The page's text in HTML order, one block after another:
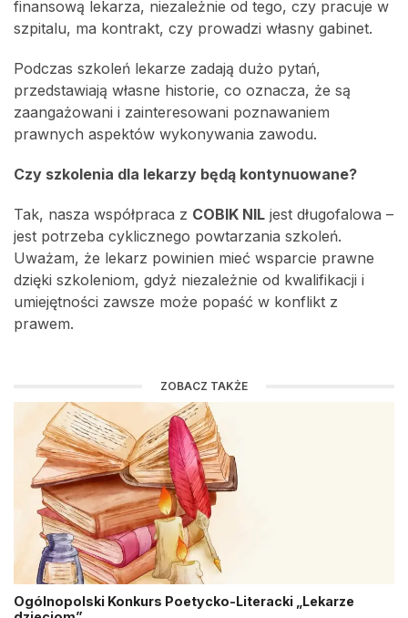
finansową lekarza, niezależnie od tego, czy pracuje w
szpitalu, ma kontrakt, czy prowadzi własny gabinet.
Podczas szkoleń lekarze zadają dużo pytań,
przedstawiają własne historie, co oznacza, że są
zaangażowani i zainteresowani poznawaniem
prawnych aspektów wykonywania zawodu.
Czy szkolenia dla lekarzy będą kontynuowane?
Tak, nasza współpraca z COBIK NIL jest długofalowa –
jest potrzeba cyklicznego powtarzania szkoleń.
Uważam, że lekarz powinien mieć wsparcie prawne
dzięki szkoleniom, gdyż niezależnie od kwalifikacji i
umiejętności zawsze może popaść w konflikt z
prawem.
ZOBACZ TAKŻE
Ogólnopolski Konkurs Poetycko-Literacki „Lekarze